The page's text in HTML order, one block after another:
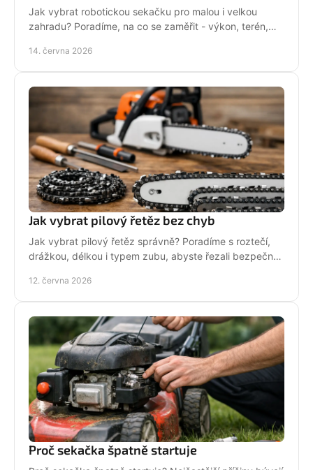
Jak vybrat robotickou sekačku pro malou i velkou
zahradu? Poradíme, na co se zaměřit - výkon, terén,
14. června 2026
Jak vybrat pilový řetěz bez chyb
Jak vybrat pilový řetěz správně? Poradíme s roztečí,
drážkou, délkou i typem zubu, abyste řezali bezpečně,
12. června 2026
Proč sekačka špatně startuje